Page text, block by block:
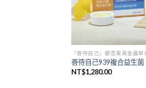
『善待自己』銀杏果黃金蟲草
善待自己939複合益生菌
NT$1,280.00